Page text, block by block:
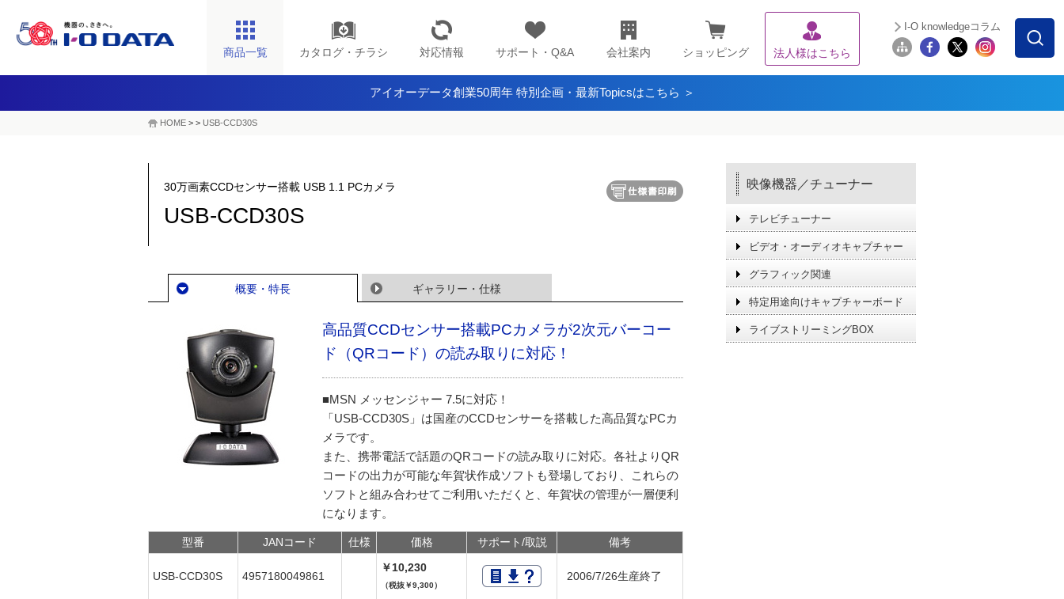
商品一覧 カタログ・チラシ 対応情報 サポート・Q&A 会社案内 ショッピング 法人様はこちら
I-O knowledgeコラム
アイオーデータ創業50周年 特別企画・最新Topicsはこちら ＞
HOME > > USB-CCD30S
30万画素CCDセンサー搭載 USB 1.1 PCカメラ
USB-CCD30S
概要・特長 ギャラリー・仕様
高品質CCDセンサー搭載PCカメラが2次元バーコー
ド（QRコード）の読み取りに対応！
■MSN メッセンジャー 7.5に対応！
「USB-CCD30S」は国産のCCDセンサーを搭載した高品質なPCカ
メラです。
また、携帯電話で話題のQRコードの読み取りに対応。各社よりQR
コードの出力が可能な年賀状作成ソフトも登場しており、これらの
ソフトと組み合わせてご利用いただくと、年賀状の管理が一層便利
になります。
型番 JANコード 仕様 価格 サポート/取説 備考
USB-CCD30S 4957180049861
￥10,230
（税抜￥9,300）
2006/7/26生産終了
映像機器／チューナー
テレビチューナー
ビデオ・オーディオキャプチャー
グラフィック関連
特定用途向けキャプチャーボード
ライブストリーミングBOX